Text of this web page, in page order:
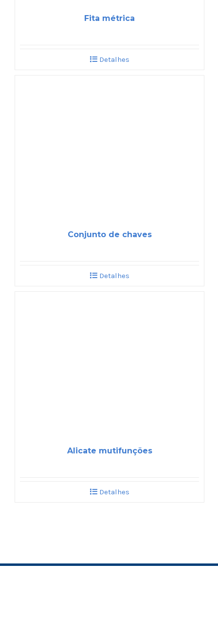
Fita métrica
Detalhes
Conjunto de chaves
Detalhes
Alicate mutifunções
Detalhes